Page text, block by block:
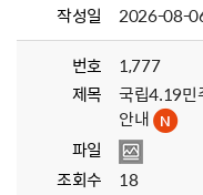
작성일
2026-08-
번호
1,777
제목
국립4.19민
안내
파일
조회수
18